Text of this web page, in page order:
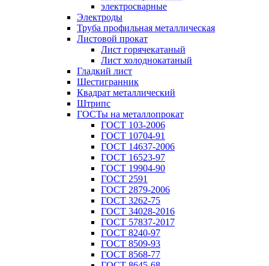
электросварные
Электроды
Труба профильная металлическая
Листовой прокат
Лист горячекатаный
Лист холоднокатаный
Гладкий лист
Шестигранник
Квадрат металлический
Штрипс
ГОСТы на металлопрокат
ГОСТ 103-2006
ГОСТ 10704-91
ГОСТ 14637-2006
ГОСТ 16523-97
ГОСТ 19904-90
ГОСТ 2591
ГОСТ 2879-2006
ГОСТ 3262-75
ГОСТ 34028-2016
ГОСТ 57837-2017
ГОСТ 8240-97
ГОСТ 8509-93
ГОСТ 8568-77